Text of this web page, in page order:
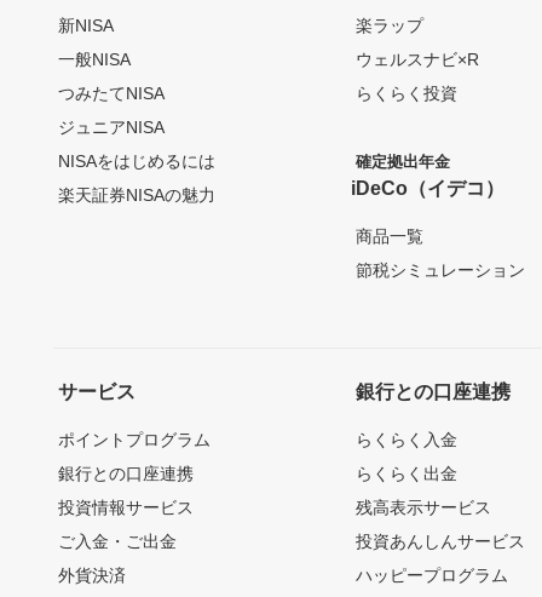
新NISA
一般NISA
つみたてNISA
ジュニアNISA
NISAをはじめるには
楽天証券NISAの魅力
楽ラップ
ウェルスナビ×R
らくらく投資
確定拠出年金
iDeCo（イデコ）
商品一覧
節税シミュレーション
サービス
ポイントプログラム
銀行との口座連携
投資情報サービス
ご入金・ご出金
外貨決済
銀行との口座連携
らくらく入金
らくらく出金
残高表示サービス
投資あんしんサービス
ハッピープログラム